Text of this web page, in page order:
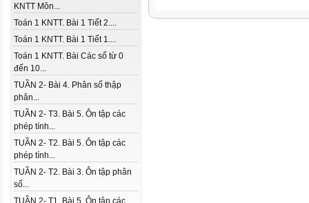
KNTT Môn...
Toán 1 KNTT. Bài 1 Tiết 2....
Toán 1 KNTT. Bài 1 Tiết 1....
Toán 1 KNTT. Bài Các số từ 0
đến 10...
TUẦN 2- Bài 4. Phân số thập
phân...
TUẦN 2- T3. Bài 5. Ôn tập các
phép tính...
TUẦN 2- T2. Bài 5. Ôn tập các
phép tính...
TUẦN 2- T2. Bài 3. Ôn tập phân
số...
TUẦN 2- T1. Bài 5. Ôn tập các